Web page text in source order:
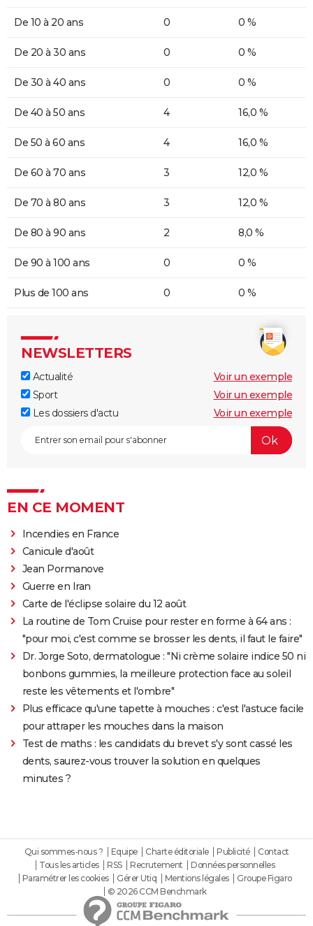
De 10 à 20 ans 0 0 %
De 20 à 30 ans 0 0 %
De 30 à 40 ans 0 0 %
De 40 à 50 ans 4 16,0 %
De 50 à 60 ans 4 16,0 %
De 60 à 70 ans 3 12,0 %
De 70 à 80 ans 3 12,0 %
De 80 à 90 ans 2 8,0 %
De 90 à 100 ans 0 0 %
Plus de 100 ans 0 0 %
NEWSLETTERS
Actualité
Voir un exemple
Sport
Voir un exemple
Les dossiers d'actu
Voir un exemple
EN CE MOMENT
Incendies en France
Canicule d'août
Jean Pormanove
Guerre en Iran
Carte de l'éclipse solaire du 12 août
La routine de Tom Cruise pour rester en forme à 64 ans :
"pour moi, c'est comme se brosser les dents, il faut le faire"
Dr. Jorge Soto, dermatologue : "Ni crème solaire indice 50 ni
bonbons gummies, la meilleure protection face au soleil
reste les vêtements et l'ombre"
Plus efficace qu'une tapette à mouches : c'est l'astuce facile
pour attraper les mouches dans la maison
Test de maths : les candidats du brevet s'y sont cassé les
dents, saurez-vous trouver la solution en quelques
minutes ?
Qui sommes-nous ? Equipe Charte éditoriale Publicité
Contact
Tous les articles
RSS Recrutement
Données personnelles
Paramétrer les cookies
Gérer Utiq Mentions légales
Groupe Figaro
© 2026 CCM Benchmark